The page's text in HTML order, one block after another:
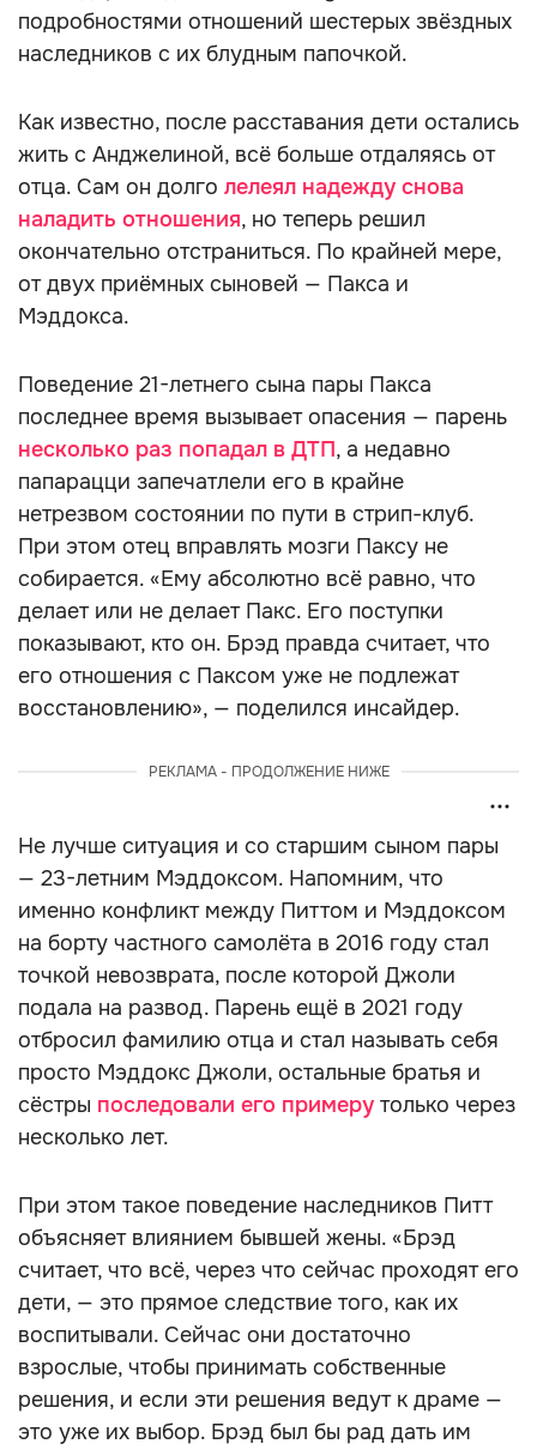
подробностями отношений шестерых звёздных
наследников с их блудным папочкой.
Как известно, после расставания дети остались
жить с Анджелиной, всё больше отдаляясь от
отца. Сам он долго лелеял надежду снова
наладить отношения, но теперь решил
окончательно отстраниться. По крайней мере,
от двух приёмных сыновей — Пакса и
Мэддокса.
Поведение 21-летнего сына пары Пакса
последнее время вызывает опасения — парень
несколько раз попадал в ДТП, а недавно
папарацци запечатлели его в крайне
нетрезвом состоянии по пути в стрип-клуб.
При этом отец вправлять мозги Паксу не
собирается. «Ему абсолютно всё равно, что
делает или не делает Пакс. Его поступки
показывают, кто он. Брэд правда считает, что
его отношения с Паксом уже не подлежат
восстановлению», — поделился инсайдер.
РЕКЛАМА - ПРОДОЛЖЕНИЕ НИЖЕ
Не лучше ситуация и со старшим сыном пары
— 23-летним Мэддоксом. Напомним, что
именно конфликт между Питтом и Мэддоксом
на борту частного самолёта в 2016 году стал
точкой невозврата, после которой Джоли
подала на развод. Парень ещё в 2021 году
отбросил фамилию отца и стал называть себя
просто Мэддокс Джоли, остальные братья и
сёстры последовали его примеру только через
несколько лет.
При этом такое поведение наследников Питт
объясняет влиянием бывшей жены. «Брэд
считает, что всё, через что сейчас проходят его
дети, — это прямое следствие того, как их
воспитывали. Сейчас они достаточно
взрослые, чтобы принимать собственные
решения, и если эти решения ведут к драме —
это уже их выбор. Брэд был бы рад дать им